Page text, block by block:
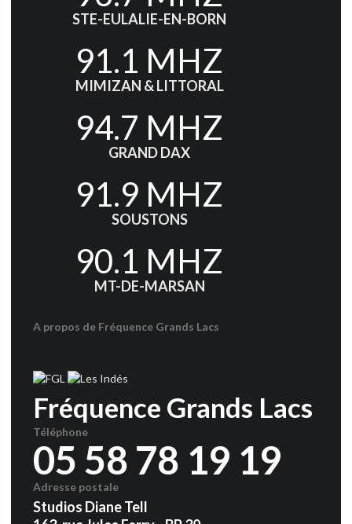
STE-EULALIE-EN-BORN
91.1 MHZ
MIMIZAN & LITTORAL
94.7 MHZ
GRAND DAX
91.9 MHZ
SOUSTONS
90.1 MHZ
MT-DE-MARSAN
A propos de Fréquence Grands Lacs
Fréquence Grands Lacs
Téléphone
05 58 78 19 19
Adresse postale
Studios Diane Tell